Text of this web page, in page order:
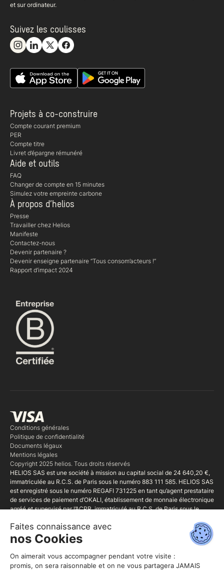
et sur ordinateur.
Suivez les coulisses
Projets à co-construire
Compte courant premium
PER
Compte titre
Livret d’épargne rémunéré
Aide et outils
FAQ
Changer de compte en 15 minutes
Simulez votre empreinte carbone
À propos d’helios
Presse
Travailler chez Helios
Manifeste
Contactez-nous
Devenir partenaire ?
Devenir enseigne partenaire “Tous consom’acteurs !“
Rapport d’impact 2024
Conditions générales
Politique de confidentialité
Documents légaux
Mentions légales
Copyright 2025 helios. Tous droits réservés
HELIOS SAS est une société à mission au capital social de 24 640,20 €,
immatriculée au R.C.S. de Paris sous le numéro 883 111 585. HELIOS SAS
est enregistré sous le numéro REGAFI 731225 en tant qu’agent prestataire
de services de paiement d’OKALI, établissement de monnaie électronique
agréé et supervisé par l’ACPR, immatriculé au R.C.S. de Paris sous le
75008 Paris. HELIOS SAS est également Mandataire d'intermédiaire
d'assurance (MIA) régie par le Code monétaire et financier (art. L.519 et
suivants et R.519-1 et suivants), immatriculée sous le No 20005731 au
Registre unique des intermédiaires en assurance, banque et finance tenu
par l'ORIAS (1 rue Jules Lefebvre 75311 Paris CEDEX 9 - www.orias.fr),